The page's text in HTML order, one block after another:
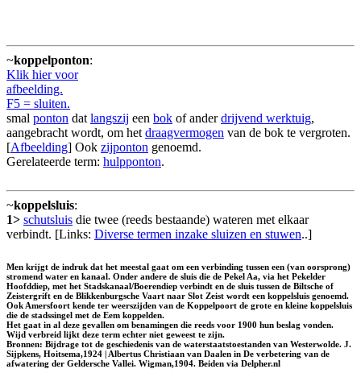
~koppelponton:
Klik hier voor
afbeelding.
F5 = sluiten.
smal ponton dat langszij een bok of anderdrijvend werktuig,
aangebracht wordt, om het draagvermogen van de bok te vergroten.
[Afbeelding] Ook zijponton genoemd.
Gerelateerde term: hulpponton.
~koppelsluis:
1> schutsluis die twee (reeds bestaande) wateren met elkaar
verbindt. [Links: Diverse termen inzake sluizen en stuwen..]
Men krijgt de indruk dat het meestal gaat om een verbinding tussen een (van oorsprong)
stromend water en kanaal. Onder andere de sluis die de Pekel Aa, via het Pekelder
Hoofddiep, met het Stadskanaal/Boerendiep verbindt en de sluis tussen de Biltsche of
Zeistergrift en de Blikkenburgsche Vaart naar Slot Zeist wordt een koppelsluis genoemd.
Ook Amersfoort kende ter weerszijden van de Koppelpoort de grote en kleine koppelsluis
die de stadssingel met de Eem koppelden.
Het gaat in al deze gevallen om benamingen die reeds voor 1900 hun beslag vonden.
Wijd verbreid lijkt deze term echter niet geweest te zijn.
Bronnen: Bijdrage tot de geschiedenis van de waterstaatstoestanden van Westerwolde. J.
Sijpkens, Hoitsema,1924 | Albertus Christiaan van Daalen in De verbetering van de
afwatering der Geldersche Vallei. Wigman,1904. Beiden via Delpher.nl